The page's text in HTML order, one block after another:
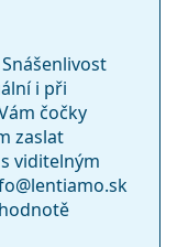
i při
čočky
zaslat
viditelným